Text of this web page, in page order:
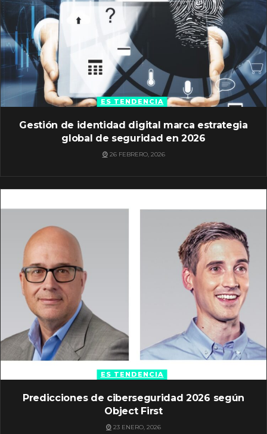
ES TENDENCIA
Gestión de identidad digital marca estrategia
global de seguridad en 2026
26 FEBRERO, 2026
ES TENDENCIA
Predicciones de ciberseguridad 2026 según
Object First
23 ENERO, 2026